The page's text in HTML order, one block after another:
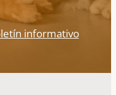
informativo